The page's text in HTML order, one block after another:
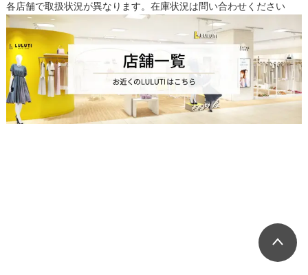
各店舗で取扱状況が異なります。在庫状況は問い合わせください